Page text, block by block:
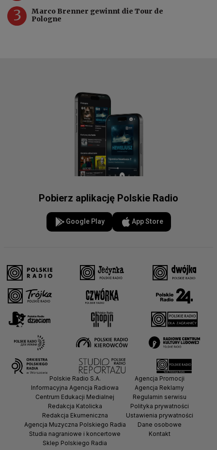
3
Marco Brenner gewinnt die Tour de
Pologne
Pobierz aplikację Polskie Radio
Google Play App Store
Polskie Radio S.A.
Informacyjna Agencja Radiowa
Centrum Edukacji Medialnej
Redakcja Katolicka
Redakcja Ekumeniczna
Agencja Muzyczna Polskiego Radia
Studia nagraniowe i koncertowe
Sklep Polskiego Radia
Agencja Promocji
Agencja Reklamy
Regulamin serwisu
Polityka prywatności
Ustawienia prywatności
Dane osobowe
Kontakt